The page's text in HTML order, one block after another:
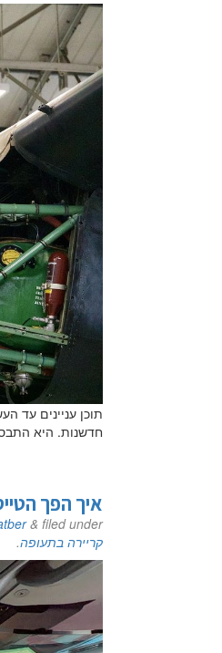
תוכן עניינים עד
חדשנות. היא
איך הפך
& filed under
קריירה בתעופה.